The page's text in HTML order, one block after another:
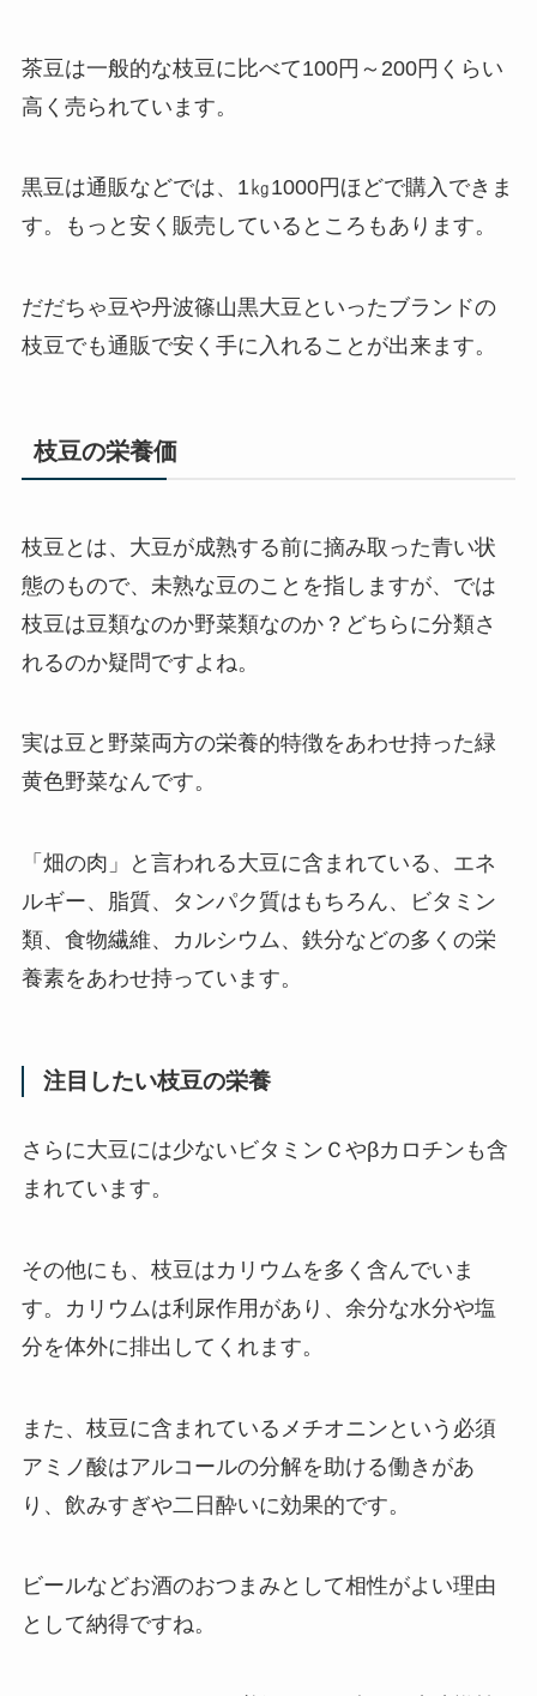
茶豆は一般的な枝豆に比べて100円～200円くらい
高く 売られています。
黒豆は通販などでは、 1㎏1000円ほどで購入できま
す。もっと安く販売しているところもあります。
だだちゃ豆や丹波篠山黒大豆といったブランドの
枝豆でも通販で安く手に入れることが出来ます。
枝豆の栄養価
枝豆 とは、大豆が成熟する前に摘み取った青い状
態のもので、未熟な豆のことを指しますが、では
枝豆は豆類なのか野菜類なのか？どちらに分類さ
れるのか疑問ですよね。
実は豆と野菜両方の栄養的特徴をあわせ持った緑
黄色野菜なんです。
「 畑の肉 」と言われる大豆に含まれている、 エネ
ルギー、脂質、タンパク質はもちろん、ビタミン
類、食物繊維、カルシウム、鉄分などの多くの栄
養素をあわせ持っています。
注目したい枝豆の栄養
さらに大豆には少ないビタミンＣやβカロチンも含
まれています。
その他にも、枝豆はカリウム を多く含んでいま
す。カリウムは利尿作用があり、余分な水分や塩
分を体外に排出してくれます。
また、枝豆に含まれている メチオニン という必須
アミノ酸はアルコールの分解を助ける働きがあ
り、飲みすぎや二日酔いに効果的です。
ビールなどお酒のおつまみとして相性がよい理由
として納得ですね。